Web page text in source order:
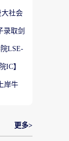
大社会
录取剑
LSE-
IC】
岸牛
更多>